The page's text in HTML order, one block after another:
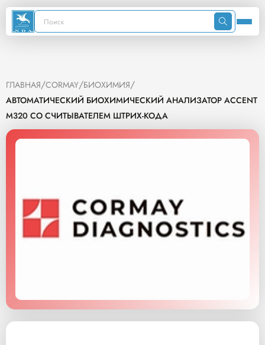
ГЛАВНАЯ/CORMAY/БИОХИМИЯ/
АВТОМАТИЧЕСКИЙ БИОХИМИЧЕСКИЙ АНАЛИЗАТОР ACCENT
M320 СО СЧИТЫВАТЕЛЕМ ШТРИХ-КОДА